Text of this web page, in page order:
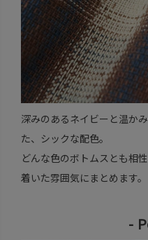
深みのあるネイビーと温か
た、シックな配色。
どんな色のボトムスとも相
着いた雰囲気にまとめます。
-